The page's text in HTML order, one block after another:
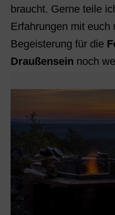
braucht. Gerne teile
Erfahrungen mit euch
Begeisterung für die
Draußensein noch